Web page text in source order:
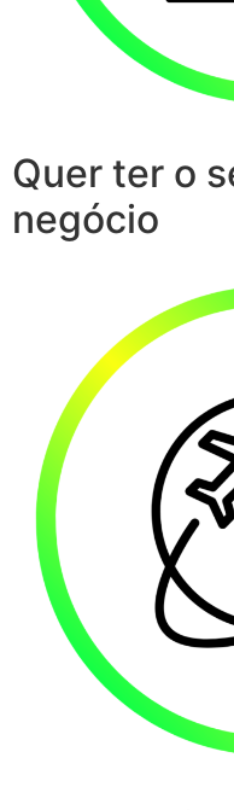
Quer ter o
negócio